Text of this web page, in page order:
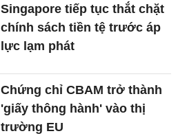
Singapore tiếp tục thắt chặt
chính sách tiền tệ trước áp
lực lạm phát
Chứng chỉ CBAM trở thành
'giấy thông hành' vào thị
trường EU